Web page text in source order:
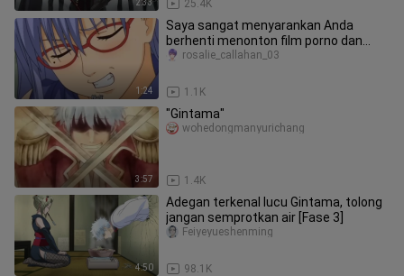
2:33 25.4K
1:24
Saya sangat menyarankan Anda
berhenti menonton film porno dan
menonton Gintama, karena film ini
1.1K
rosalie_callahan_03
3:57
"Gintama"
1.4K
wohedongmanyurichang
4:50
Adegan terkenal lucu Gintama, tolong
jangan semprotkan air [Fase 3]
98.1K
Feiyeyueshenming